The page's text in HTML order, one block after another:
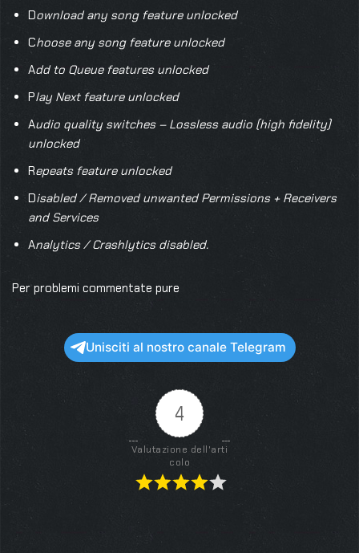
Download any song feature unlocked
Choose any song feature unlocked
Add to Queue features unlocked
Play Next feature unlocked
Audio quality switches – Lossless audio (high fidelity)
unlocked
Repeats feature unlocked
Disabled / Removed unwanted Permissions + Receivers
and Services
Analytics / Crashlytics disabled.
Per problemi commentate pure
Unisciti al nostro canale Telegram
4
Valutazione dell'arti
colo